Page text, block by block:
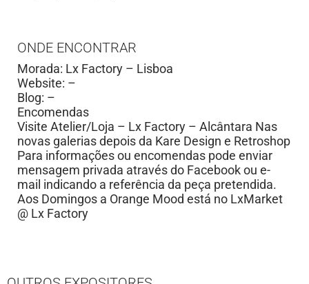
ONDE ENCONTRAR
Morada: Lx Factory – Lisboa
Website: –
Blog: –
Encomendas
Visite Atelier/Loja – Lx Factory – Alcântara Nas
novas galerias depois da Kare Design e Retroshop
Para informações ou encomendas pode enviar
mensagem privada através do Facebook ou e-
mail indicando a referência da peça pretendida.
Aos Domingos a Orange Mood está no LxMarket
@ Lx Factory